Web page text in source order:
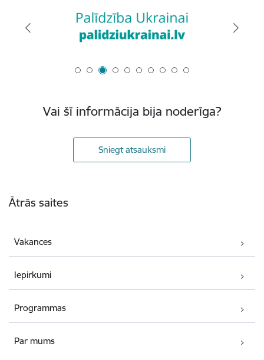
Vai šī informācija bija noderīga?
Sniegt atsauksmi
Ātrās saites
Vakances
Iepirkumi
Programmas
Par mums